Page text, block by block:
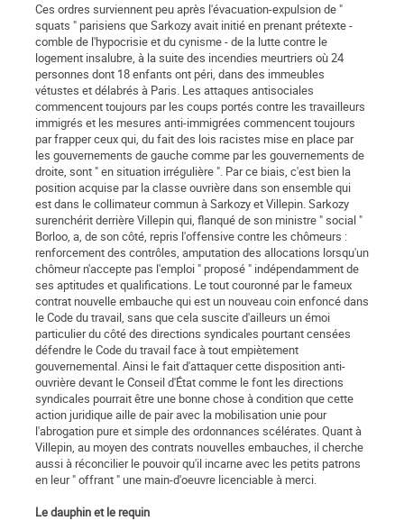
Ces ordres surviennent peu après l'évacuation-expulsion de "
squats " parisiens que Sarkozy avait initié en prenant prétexte -
comble de l'hypocrisie et du cynisme - de la lutte contre le
logement insalubre, à la suite des incendies meurtriers où 24
personnes dont 18 enfants ont péri, dans des immeubles
vétustes et délabrés à Paris. Les attaques antisociales
commencent toujours par les coups portés contre les travailleurs
immigrés et les mesures anti-immigrées commencent toujours
par frapper ceux qui, du fait des lois racistes mise en place par
les gouvernements de gauche comme par les gouvernements de
droite, sont " en situation irrégulière ". Par ce biais, c'est bien la
position acquise par la classe ouvrière dans son ensemble qui
est dans le collimateur commun à Sarkozy et Villepin. Sarkozy
surenchérit derrière Villepin qui, flanqué de son ministre " social "
Borloo, a, de son côté, repris l'offensive contre les chômeurs :
renforcement des contrôles, amputation des allocations lorsqu'un
chômeur n'accepte pas l'emploi " proposé " indépendamment de
ses aptitudes et qualifications. Le tout couronné par le fameux
contrat nouvelle embauche qui est un nouveau coin enfoncé dans
le Code du travail, sans que cela suscite d'ailleurs un émoi
particulier du côté des directions syndicales pourtant censées
défendre le Code du travail face à tout empiètement
gouvernemental. Ainsi le fait d'attaquer cette disposition anti-
ouvrière devant le Conseil d'État comme le font les directions
syndicales pourrait être une bonne chose à condition que cette
action juridique aille de pair avec la mobilisation unie pour
l'abrogation pure et simple des ordonnances scélérates. Quant à
Villepin, au moyen des contrats nouvelles embauches, il cherche
aussi à réconcilier le pouvoir qu'il incarne avec les petits patrons
en leur " offrant " une main-d'oeuvre licenciable à merci.
Le dauphin et le requin